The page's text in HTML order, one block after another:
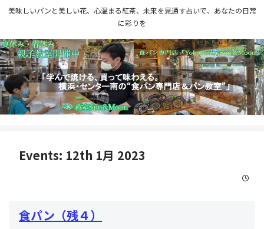
美味しいパンと美しい花、心温まる紅茶、未来を見通す占いで、あなたの日常
に彩りを
Events: 12th 1月 2023
食パン（残４）